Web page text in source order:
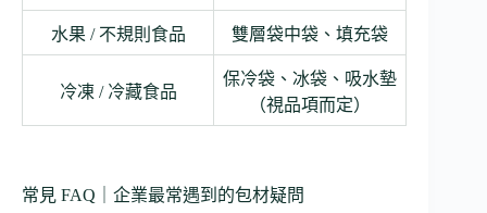
水果 / 不規則食品 雙層袋中袋、填充袋
冷凍 / 冷藏食品
保冷袋、冰袋、吸水墊
（視品項而定）
常見 FAQ｜企業最常遇到的包材疑問